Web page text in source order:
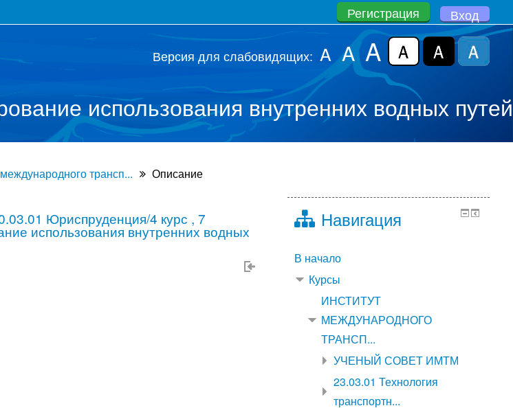
Регистрация Вход
Версия для слабовидящих: A A A
использования внутренних водных путей
трансп... Описание
Юриспруденция/4 курс , 7
использования внутренних водных
Навигация
В начало
Курсы
ИНСТИТУТ
МЕЖДУНАРОДНОГО
ТРАНСП...
УЧЕНЫЙ СОВЕТ ИМТМ
23.03.01 Технология
транспортн...